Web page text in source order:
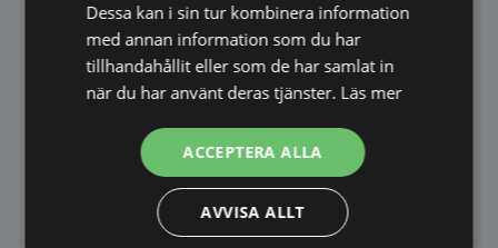
Grillgaffel – Kitchen Line –
6-pack
Rostfritt stål med ABS-handtag.
81,00SEK
Dessa kan i sin tur kombinera information
med annan information som du har
tillhandahållit eller som de har samlat in
när du har använt deras tjänster. Läs mer
ACCEPTERA ALLA
AVVISA ALLT